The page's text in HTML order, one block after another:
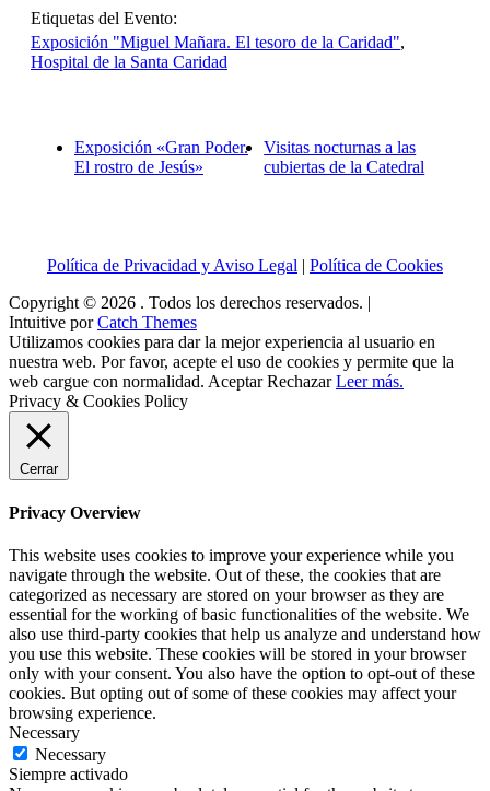
Etiquetas del Evento:
Exposición "Miguel Mañara. El tesoro de la Caridad",
Hospital de la Santa Caridad
Exposición «Gran Poder.
El rostro de Jesús»
Visitas nocturnas a las
cubiertas de la Catedral
Política de Privacidad y Aviso Legal | Política de Cookies
Copyright © 2026 . Todos los derechos reservados. |
Intuitive porCatch Themes
Utilizamos cookies para dar la mejor experiencia al usuario en
nuestra web. Por favor, acepte el uso de cookies y permite que la
web cargue con normalidad. Aceptar Rechazar Leer más.
Privacy & Cookies Policy
Cerrar
Privacy Overview
This website uses cookies to improve your experience while you
navigate through the website. Out of these, the cookies that are
categorized as necessary are stored on your browser as they are
essential for the working of basic functionalities of the website. We
also use third-party cookies that help us analyze and understand how
you use this website. These cookies will be stored in your browser
only with your consent. You also have the option to opt-out of these
cookies. But opting out of some of these cookies may affect your
browsing experience.
Necessary
Necessary
Siempre activado